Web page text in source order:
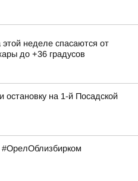
неделе спасаются от
до +36 градусов
остановку на 1-й Посадской